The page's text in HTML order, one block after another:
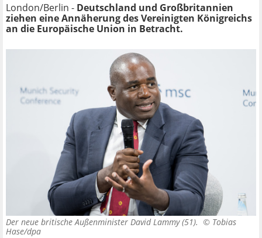
London/Berlin - Deutschland und Großbritannien
ziehen eine Annäherung des Vereinigten Königreichs
an die Europäische Union in Betracht.
Der neue britische Außenminister David Lammy (51). © Tobias
Hase/dpa